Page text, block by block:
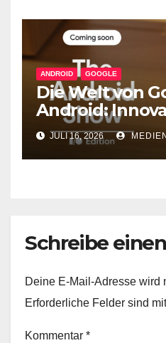
ANDROID GOOGLE
Die Welt von
Android:
Vielseitigkeit
JULI 16, 2026
Schreibe
Deine E-Mail-Adresse wird
Erforderliche Felder sind
Kommentar *